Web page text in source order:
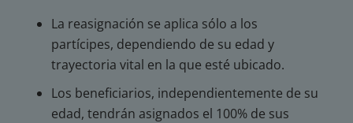
La reasignación se aplica sólo a los
partícipes, dependiendo de su edad y
trayectoria vital en la que esté ubicado.
Los beneficiarios, independientemente de su
edad, tendrán asignados el 100% de sus